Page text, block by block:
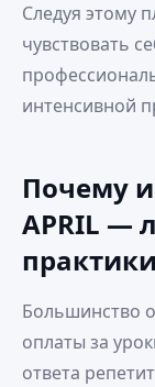
Следуя этому
чувствовать
интенсивной
Почему
APRIL —
практики
Большинство
оплаты за
ответа